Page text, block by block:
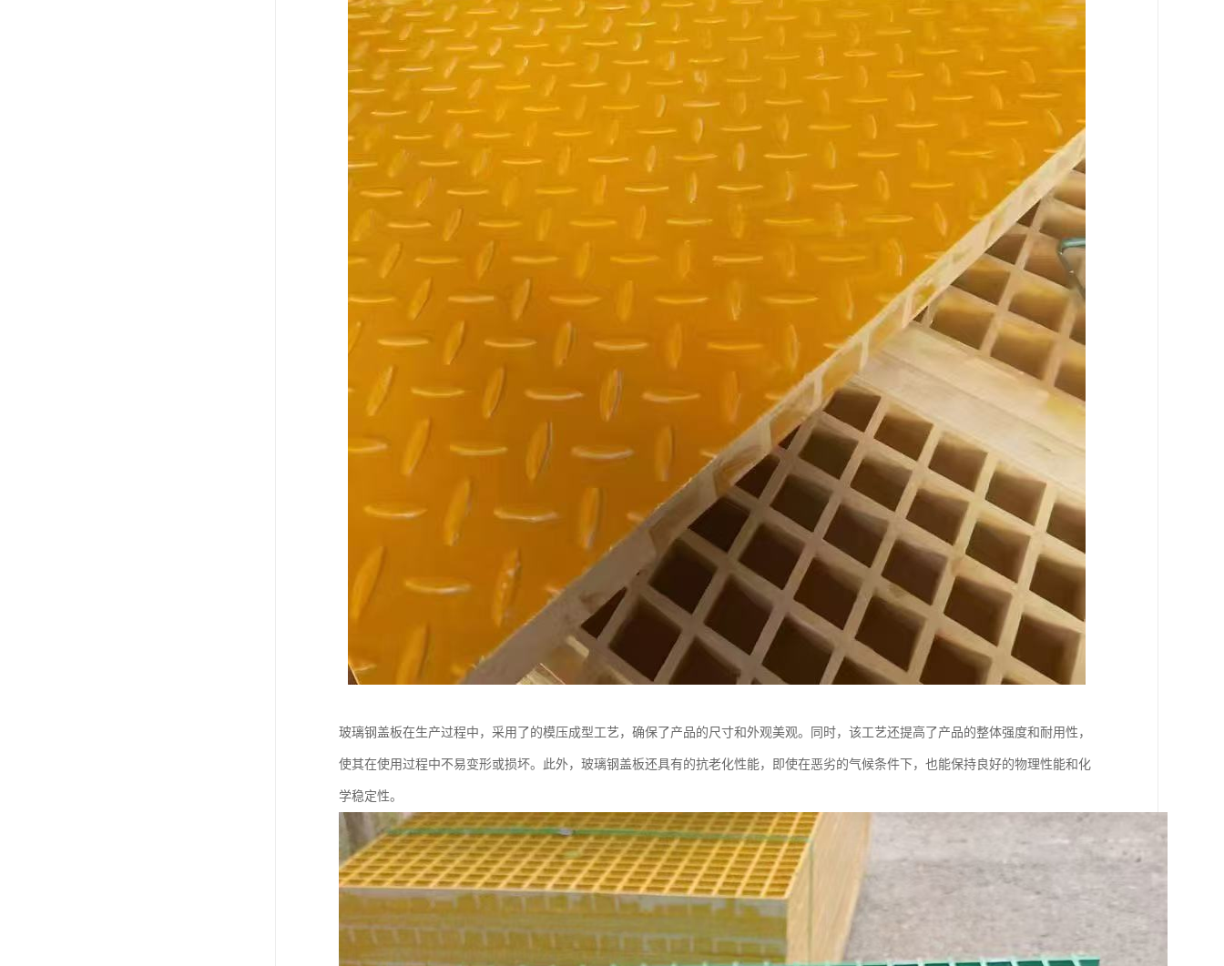
玻璃钢盖板在生产过程中，采用了的模压成型工艺，确保了产品的尺寸和外观美观。同时，该工艺还提高了产品的整体强度和耐用性，
使其在使用过程中不易变形或损坏。此外，玻璃钢盖板还具有的抗老化性能，即使在恶劣的气候条件下，也能保持良好的物理性能和化
学稳定性。